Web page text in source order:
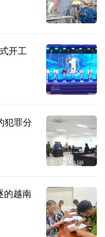
开工
犯罪分
的越南